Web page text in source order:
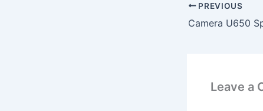
PREVIOUS
Leave a